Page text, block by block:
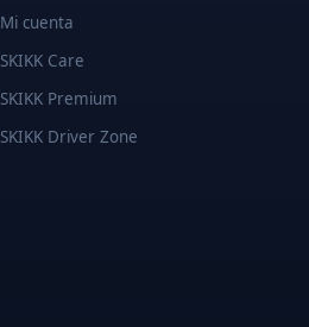
Mi cuenta
SKIKK Care
SKIKK Premium
SKIKK Driver Zone